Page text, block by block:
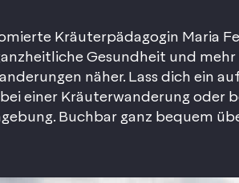
Kräuterpädagogin Maria
Gesundheit und mehr
näher. Lass dich ein
einer Kräuterwanderung oder
Buchbar ganz bequem